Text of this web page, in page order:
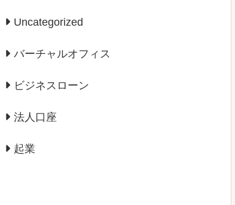
Uncategorized
バーチャルオフィス
ビジネスローン
法人口座
起業